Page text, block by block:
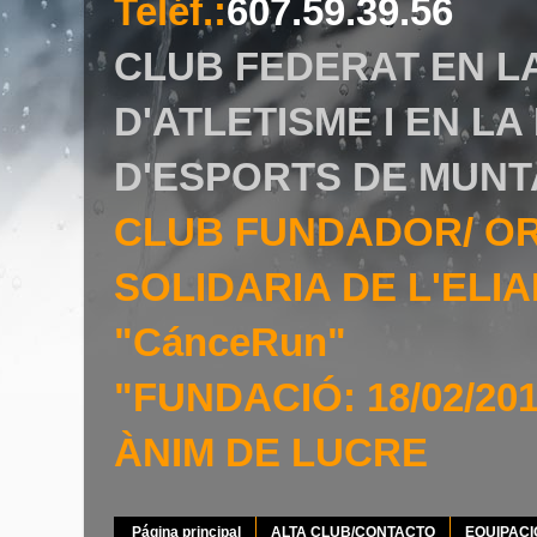
Teléf.:607.59.39.56
CLUB FEDERAT EN
D'ATLETISME I EN
D'ESPORTS DE
CLUB FUNDADOR/
SOLIDARIA DE
"CánceRun"
"FUNDACIÓ: 18/02/
ÀNIM DE LUCRE
Página principal ALTA CLUB/CONTACTO